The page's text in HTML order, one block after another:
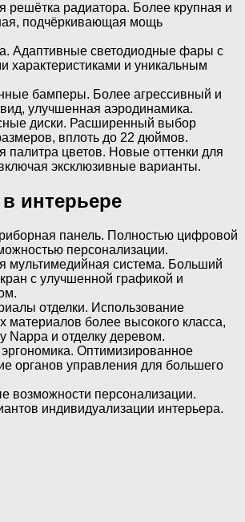
решётка радиатора. Более крупная и
подчёркивающая мощь
Адаптивные светодиодные фары с
характеристиками и уникальным
бамперы. Более агрессивный и
улучшенная аэродинамика.
диски. Расширенный выбор
вплоть до 22 дюймов.
палитра цветов. Новые оттенки для
эксклюзивные варианты.
интерьере
панель. Полностью цифровой
персонализации.
мультимедийная система. Больший
с улучшенной графикой и
отделки. Использование
материалов более высокого класса,
Nappa и отделку деревом.
Оптимизированное
органов управления для большего
возможности персонализации.
индивидуализации интерьера.